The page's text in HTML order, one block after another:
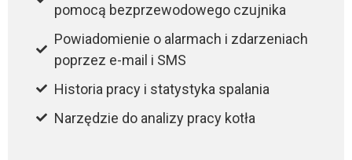
pomocą bezprzewodowego czujnika
Powiadomienie o alarmach i zdarzeniach
poprzez e-mail i SMS
Historia pracy i statystyka spalania
Narzędzie do analizy pracy kotła